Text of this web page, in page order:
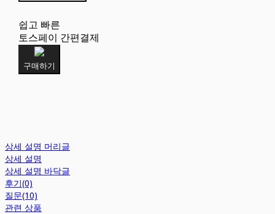
쉽고 빠른
토스페이 간편결제
구매하기
상세 설명 머리글
상세 설명
상세 설명 바닥글
후기(0)
질문(10)
관련 상품